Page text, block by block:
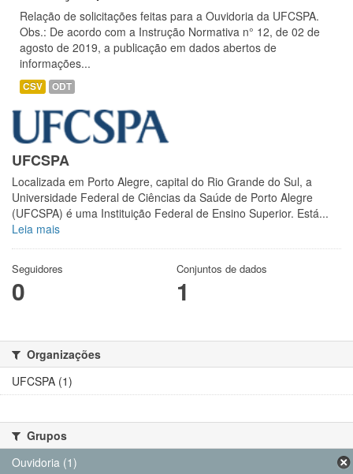
Relação de solicitações feitas para a Ouvidoria da UFCSPA.
Obs.: De acordo com a Instrução Normativa n° 12, de 02 de
agosto de 2019, a publicação em dados abertos de
informações...
CSV ODT
UFCSPA
Localizada em Porto Alegre, capital do Rio Grande do Sul, a
Universidade Federal de Ciências da Saúde de Porto Alegre
(UFCSPA) é uma Instituição Federal de Ensino Superior. Está...
Leia mais
Seguidores
0
Conjuntos de dados
1
Organizações
UFCSPA (1)
Grupos
Ouvidoria (1)